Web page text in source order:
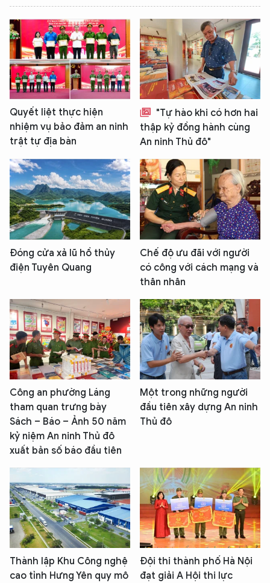
Quyết liệt thực hiện
nhiệm vụ bảo đảm an ninh
trật tự địa bàn
"Tự hào khi có hơn hai
thập kỷ đồng hành cùng
An ninh Thủ đô"
Đóng cửa xả lũ hồ thủy
điện Tuyên Quang
Chế độ ưu đãi với người
có công với cách mạng và
thân nhân
Công an phường Láng
tham quan trưng bày
Sách – Báo – Ảnh 50 năm
kỷ niệm An ninh Thủ đô
xuất bản số báo đầu tiên
Một trong những người
đầu tiên xây dựng An ninh
Thủ đô
Thành lập Khu Công nghệ
cao tỉnh Hưng Yên quy mô
Đội thi thành phố Hà Nội
đạt giải A Hội thi lực